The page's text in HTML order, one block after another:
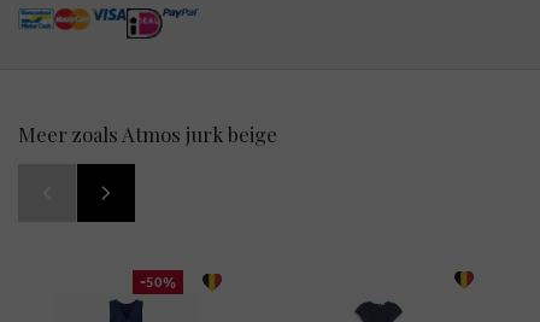
Meer zoals Atmos jurk beige
-50%